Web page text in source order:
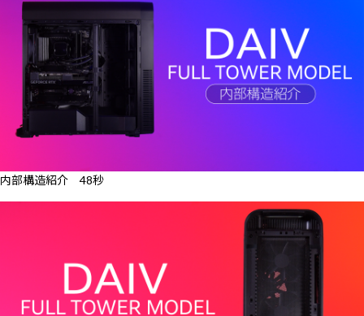
内部構造紹介 48秒